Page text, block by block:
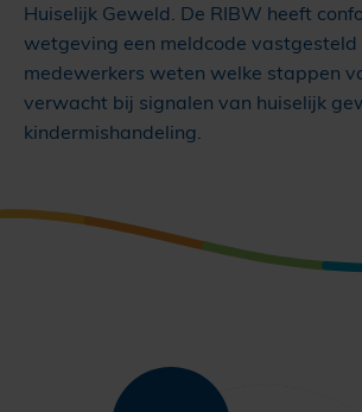
Huiselijk Geweld. De RIBW heeft
wetgeving een meldcode vastgesteld
medewerkers weten welke stappen
verwacht bij signalen van huiselijk
kindermishandeling.